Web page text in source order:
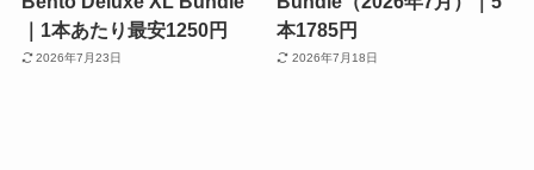
｜1本あたり最安1250円
2026年7月23日
本1785円
2026年7月18日